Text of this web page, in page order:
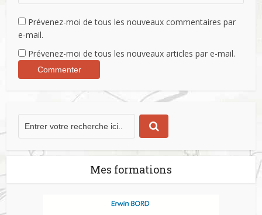
Prévenez-moi de tous les nouveaux commentaires par
e-mail.
Prévenez-moi de tous les nouveaux articles par e-mail.
Mes formations